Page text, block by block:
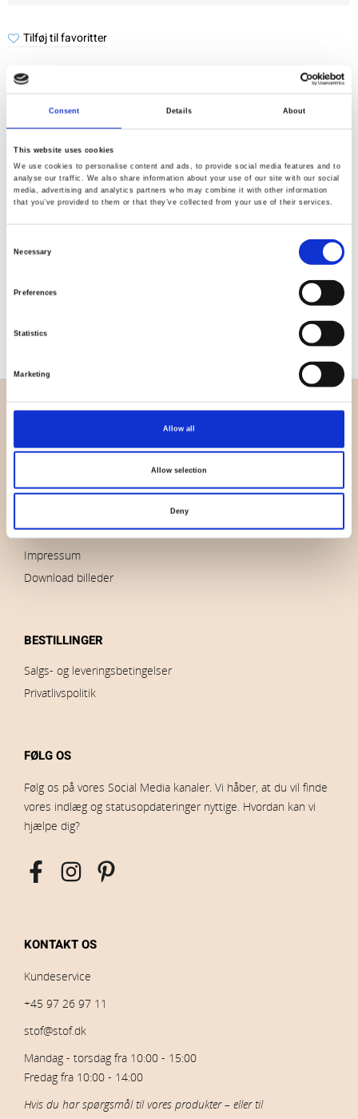
Consent Details About
This website uses cookies
We use cookies to personalise content and ads, to provide social media features and to
analyse our traffic. We also share information about your use of our site with our social
media, advertising and analytics partners who may combine it with other information
that you’ve provided to them or that they’ve collected from your use of their services.
Necessary
Preferences
Statistics
Marketing
Allow all
Allow selection
Deny
Tilføj til favoritter
Kvalitet
Hurtig
Specifikation
270,00
100% bomuld
0,114 Kg.
OVERSIGT
Nyheder
Brands
Impressum
Download billeder
BESTILLINGER
Salgs- og leveringsbetingelser
Privatlivspolitik
FØLG OS
Følg os på vores Social Media kanaler. Vi håber, at du vil finde
vores indlæg og statusopdateringer nyttige. Hvordan kan vi
hjælpe dig?
KONTAKT OS
Kundeservice
+45 97 26 97 11
stof@stof.dk
Mandag - torsdag fra 10:00 - 15:00
Fredag fra 10:00 - 14:00
Hvis du har spørgsmål til vores produkter – eller til